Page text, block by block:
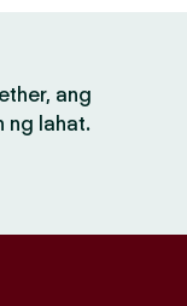
ang
ng lahat.